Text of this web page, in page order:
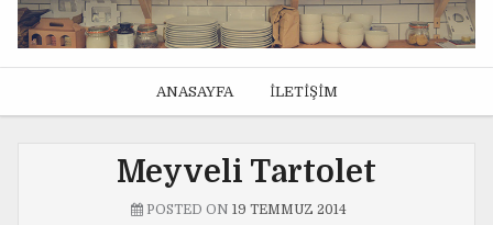
ANASAYFA İLETIŞIM
Meyveli Tartolet
POSTED ON 19 TEMMUZ 2014